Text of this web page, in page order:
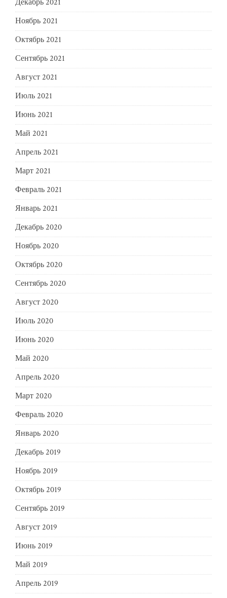
Ноябрь 2021
Октябрь 2021
Сентябрь 2021
Август 2021
Июль 2021
Июнь 2021
Май 2021
Апрель 2021
Март 2021
Февраль 2021
Январь 2021
Декабрь 2020
Ноябрь 2020
Октябрь 2020
Сентябрь 2020
Август 2020
Июль 2020
Июнь 2020
Май 2020
Апрель 2020
Март 2020
Февраль 2020
Январь 2020
Декабрь 2019
Ноябрь 2019
Октябрь 2019
Сентябрь 2019
Август 2019
Июнь 2019
Май 2019
Апрель 2019